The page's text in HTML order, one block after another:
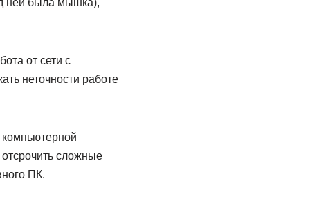
ней была мышка),
от сети с
неточности работе
компьютерной
сложные
ПК.